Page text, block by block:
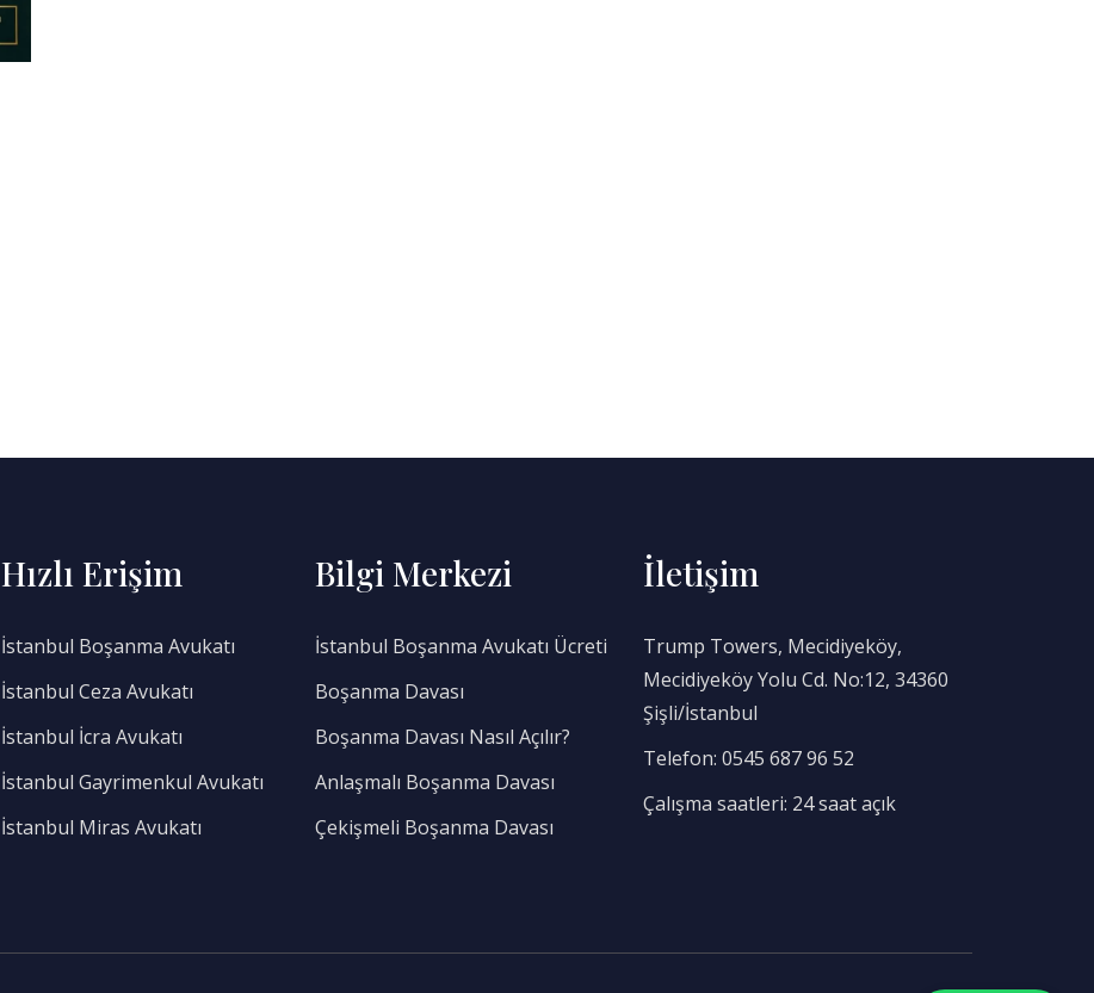
Hızlı Erişim
İstanbul Boşanma Avukatı
İstanbul Ceza Avukatı
İstanbul İcra Avukatı
İstanbul Gayrimenkul Avukatı
İstanbul Miras Avukatı
Bilgi Merkezi
İstanbul Boşanma Avukatı Ücreti
Boşanma Davası
Boşanma Davası Nasıl Açılır?
Anlaşmalı Boşanma Davası
Çekişmeli Boşanma Davası
İletişim
Trump Towers, Mecidiyeköy,
Mecidiyeköy Yolu Cd. No:12, 34360
Şişli/İstanbul
Telefon: 0545 687 96 52
Çalışma saatleri: 24 saat açık